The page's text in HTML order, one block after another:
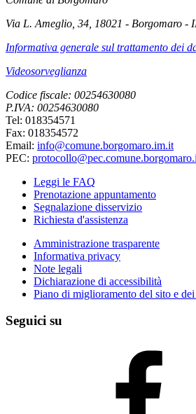
Via L. Ameglio, 34, 18021 - Borgomaro -
Informativa generale sul trattamento dei
Videosorveglianza
Codice fiscale: 00254630080
P.IVA: 00254630080
Tel: 018354571
Fax: 018354572
Email: info@comune.borgomaro.im.it
PEC:
Leggi le FAQ
Prenotazione appuntamento
Segnalazione disservizio
Richiesta d'assistenza
Amministrazione trasparente
Informativa privacy
Note legali
Dichiarazione di accessibilità
Piano di miglioramento del sito e
Seguici su